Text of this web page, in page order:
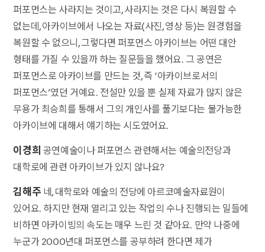
퍼포먼스는 사라지는 것이고, 사라지는 것은 다시 복원할 수
없는데, 아카이브에서 나오는 자료(사진, 영상 등)는 원경험을
복원할 수 없으니, 그렇다면 퍼포먼스 아카이브는 어떤 대안
형태를 가질 수 있을까 하는 질문들을 했어요. 그 공연은
퍼포먼스로 아카이브를 만드는 것, 즉 ‘아카이브로서의
퍼포먼스’였던 거예요. 전설만 있을 뿐 실제 자료가 많지 않은
무용가 최승희를 통해서 그의 개인사를 풀기보다는 불가능한
아카이브에 대해서 얘기하는 시도였어요.
이경희 공연예술이나 퍼포먼스 관련해서는 예술의전당과
대학로에 관련 아카이브가 있지 않나요?
김해주 네, 대학로와 예술의 전당에 아르코예술자료원이
있어요. 하지만 현재 열리고 있는 작업의 수나 진행되는 일들에
비하면 아카이빙의 속도는 매우 느린 것 같아요. 만약 나중에
누군가 2000년대 퍼포먼스를 공부하려 한다면 제가